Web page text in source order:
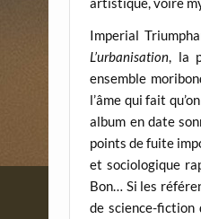
Imperial
L’urbanisation, la
ensemble
l’âme qui fait
album en date
points de fuite
et sociologique
Bon… Si les
de science-